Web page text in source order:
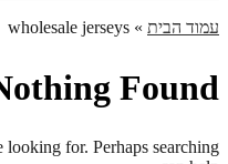
עמוד הבית »
wholesale jerseys
Found
looking for. Perhaps searching